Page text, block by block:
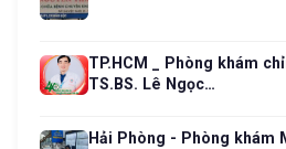
TP.HCM _ Phòng khám
TS.BS. Lê Ngọc…
Hải Phòng - Phòng khám